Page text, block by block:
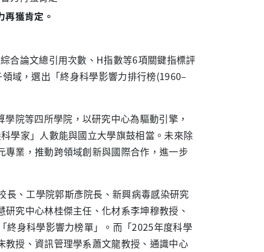
獲肯定。
合論文總引用次數、H指數等6項關鍵指標評
域，選出「終身科學影響力排行榜(1960–
院等四所學院，以研究中心為驅動引擎，
學家」人數能與國立大學旗鼓相當。未來除
業，推動跨領域創新與國際合作，進一步
、工學院郭斯彥院長、新興病毒感染研究
究中心林桂傑主任、化材系李坤穆教授、
終身科學影響力榜單」。而「2025年度科學
授、資訊管理學系蕭文龍教授、通識中心